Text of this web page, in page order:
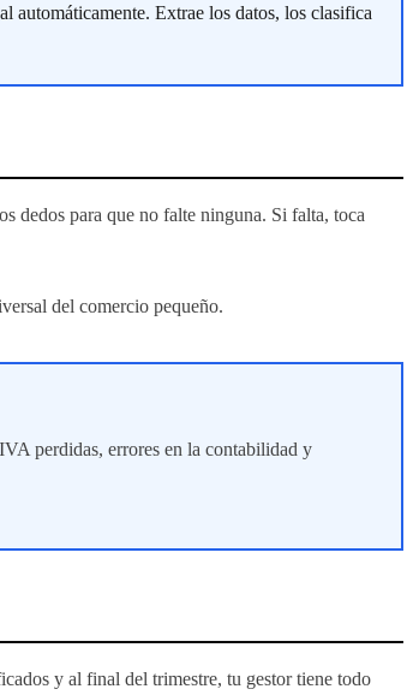
automáticamente. Extrae los datos, los clasifica
dedos para que no falte ninguna. Si falta, toca
del comercio pequeño.
perdidas, errores en la contabilidad y
y al final del trimestre, tu gestor tiene todo